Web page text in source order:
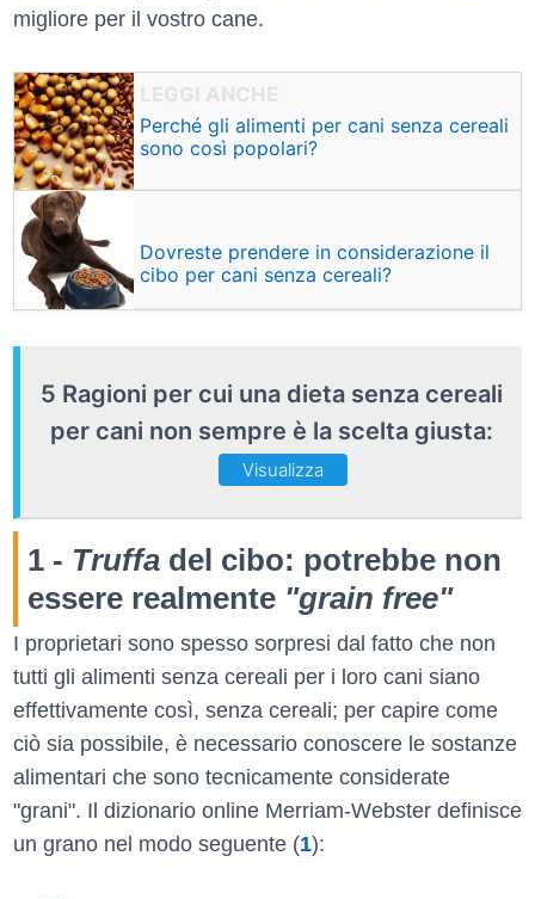
migliore per il vostro cane.
Perché gli alimenti per cani senza cereali
sono così popolari?
Dovreste prendere in considerazione il
cibo per cani senza cereali?
5 Ragioni per cui una dieta senza cereali
per cani non sempre è la scelta giusta:
Visualizza
1 - Truffa del cibo: potrebbe non
essere realmente "grain free"
I proprietari sono spesso sorpresi dal fatto che non
tutti gli alimenti senza cereali per i loro cani siano
effettivamente così, senza cereali; per capire come
ciò sia possibile, è necessario conoscere le sostanze
alimentari che sono tecnicamente considerate
"grani". Il dizionario online Merriam-Webster definisce
un grano nel modo seguente (1):